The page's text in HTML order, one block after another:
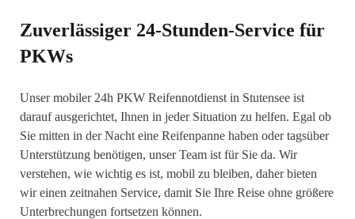
Zuverlässiger 24-Stunden-Service für
PKWs
Unser mobiler 24h PKW Reifennotdienst in Stutensee ist
darauf ausgerichtet, Ihnen in jeder Situation zu helfen. Egal ob
Sie mitten in der Nacht eine Reifenpanne haben oder tagsüber
Unterstützung benötigen, unser Team ist für Sie da. Wir
verstehen, wie wichtig es ist, mobil zu bleiben, daher bieten
wir einen zeitnahen Service, damit Sie Ihre Reise ohne größere
Unterbrechungen fortsetzen können.